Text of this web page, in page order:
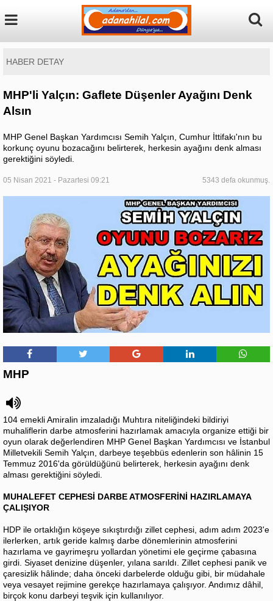
HABER DETAY
MHP'li Yalçın: Gaflete Düşenler Ayağını Denk
Alsın
MHP Genel Başkan Yardımcısı Semih Yalçın, Cumhur İttifakı'nın bu
korkunç oyunu bozacağını belirterek, herkesin ayağını denk alması
gerektiğini söyledi.
05 Nisan 2021 - Pazartesi 09:21 5343 defa okunmuş.
MHP
104 emekli Amiralin imzaladığı Muhtıra niteliğindeki bildiriyi
muhaliflerin darbe atmosferini hazırlamak amacıyla organize ettiği bir
oyun olarak değerlendiren MHP Genel Başkan Yardımcısı ve İstanbul
Milletvekili Semih Yalçın, darbeye teşebbüs edenlerin son hâlinin 15
Temmuz 2016'da görüldüğünü belirterek, herkesin ayağını denk
alması gerektiğini söyledi.
MUHALEFET CEPHESİ DARBE ATMOSFERİNİ HAZIRLAMAYA
ÇALIŞIYOR
HDP ile ortaklığın köşeye sıkıştırdığı zillet cephesi, adım adım 2023'e
ilerlerken, artık geride kalmış darbe dönemlerinin atmosferini
hazırlama ve gayrimeşru yollardan yönetimi ele geçirme çabasına
girdi. Siyaset denizine düşenler, yılana sarıldı. Zillet cephesi panik ve
çaresizlik hâlinde; daha önceki darbelerde olduğu gibi, bir müdahale
veya vesayet rejimine gerekçe hazırlamaya çalışıyor. Andımız dâhil,
birçok konu darbeyi teşvik için kullanılıyor.